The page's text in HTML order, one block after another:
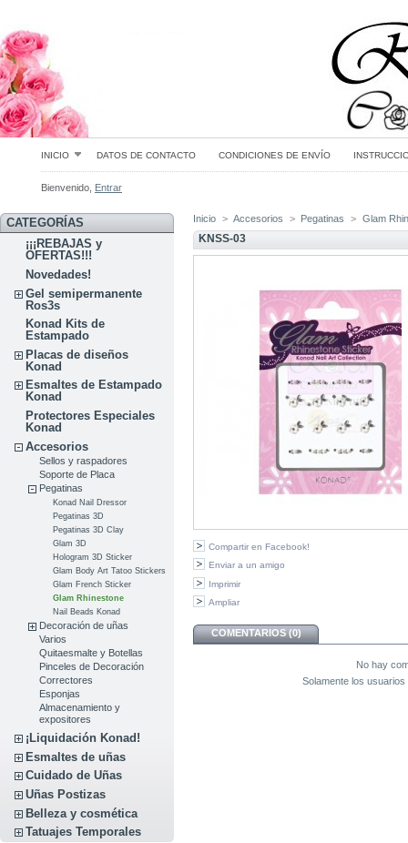
INICIO DATOS DE CONTACTO CONDICIONES DE ENVÍO
Bienvenido, Entrar
CATEGORÍAS
¡¡¡REBAJAS y
OFERTAS!!!
Novedades!
Gel semipermanente
Ros3s
Konad Kits de
Estampado
Placas de diseños
Konad
Esmaltes de Estampado
Konad
Protectores Especiales
Konad
Accesorios
Sellos y raspadores
Soporte de Placa
Pegatinas
Konad Nail Dressor
Pegatinas 3D
Pegatinas 3D Clay
Glam 3D
Hologram 3D Sticker
Glam Body Art Tatoo Stickers
Glam French Sticker
Glam Rhinestone
Nail Beads Konad
Decoración de uñas
Varios
Quitaesmalte y Botellas
Pinceles de Decoración
Correctores
Esponjas
Almacenamiento y
expositores
¡Liquidación Konad!
Esmaltes de uñas
Cuidado de Uñas
Uñas Postizas
Belleza y cosmética
Tatuajes Temporales
Inicio > Accesorios > Pegatinas > Glam
KNSS-03
Compartir en Facebook!
Enviar a un amigo
Imprimir
Ampliar
COMENTARIOS (0)
No hay
Solamente los